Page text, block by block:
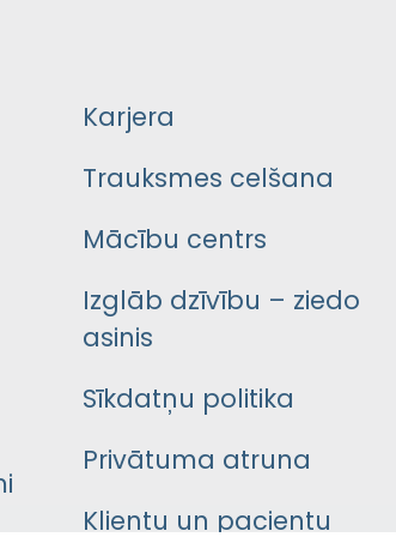
Karjera
Trauksmes celšana
Mācību centrs
Izglāb dzīvību – ziedo
asinis
Sīkdatņu politika
Privātuma atruna
Klientu un pacientu